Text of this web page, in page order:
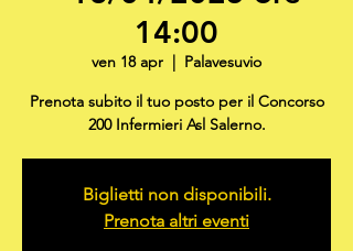
14:00
ven 18 apr
  |
Palavesuvio
Prenota subito il tuo posto per il Concorso
200 Infermieri Asl Salerno.
Biglietti non disponibili.
Prenota altri eventi